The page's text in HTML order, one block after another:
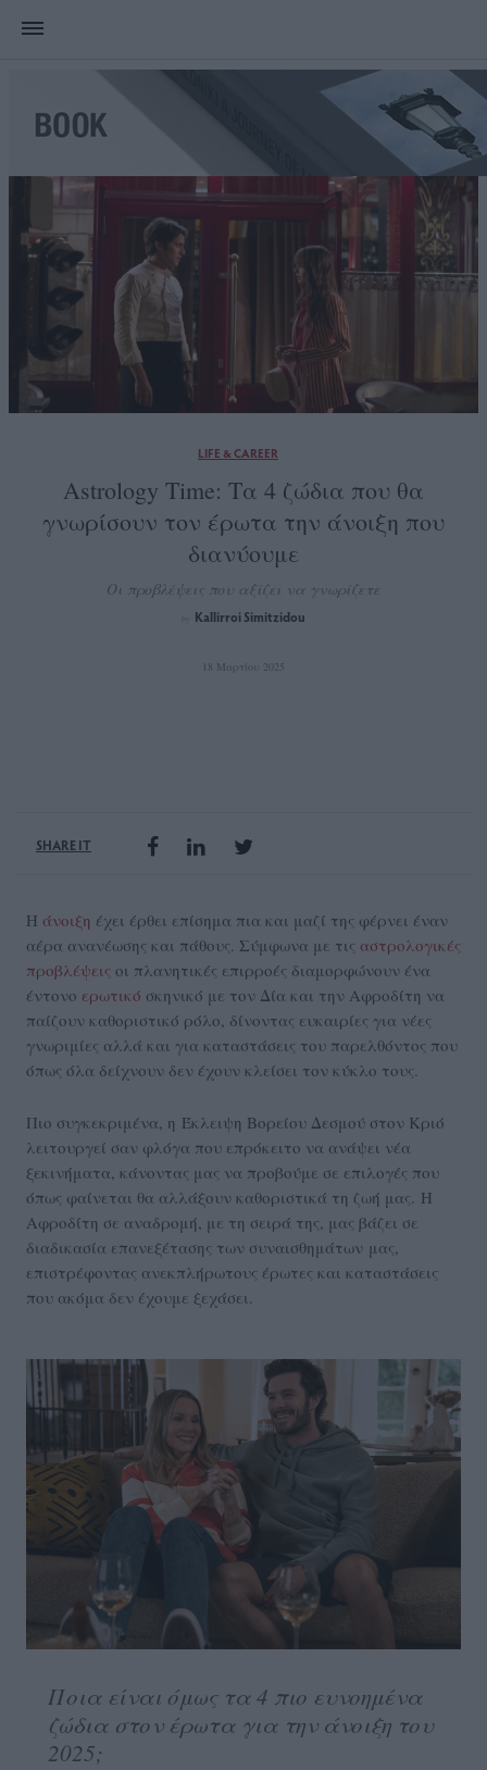
LIFE & CAREER
Astrology Time: Τα 4 ζώδια που θα
γνωρίσουν τον έρωτα την άνοιξη που
διανύουμε
Οι προβλέψεις που αξίζει να γνωρίζετε
Kallirroi Simitzidou
18 Μαρτίου 2025
SHARE IT
Η άνοιξη έχει έρθει επίσημα πια και μαζί της φέρνει έναν
αέρα ανανέωσης και πάθους. Σύμφωνα με τις αστρολογικές
προβλέψεις οι πλανητικές επιρροές διαμορφώνουν ένα
έντονο ερωτικό σκηνικό με τον Δία και την Αφροδίτη να
παίζουν καθοριστικό ρόλο, δίνοντας ευκαιρίες για νέες
γνωριμίες αλλά και για καταστάσεις του παρελθόντος που
όπως όλα δείχνουν δεν έχουν κλείσει τον κύκλο τους.
Πιο συγκεκριμένα, η Έκλειψη Βορείου Δεσμού στον Κριό
λειτουργεί σαν φλόγα που επρόκειτο να ανάψει νέα
ξεκινήματα, κάνοντας μας να προβούμε σε επιλογές που
όπως φαίνεται θα αλλάξουν καθοριστικά τη ζωή μας. Η
Αφροδίτη σε αναδρομή, με τη σειρά της, μας βάζει σε
διαδικασία επανεξέτασης των συναισθημάτων μας,
επιστρέφοντας ανεκπλήρωτους έρωτες και καταστάσεις
που ακόμα δεν έχουμε ξεχάσει.
Ποια είναι όμως τα 4 πιο ευνοημένα
ζώδια στον έρωτα για την άνοιξη του
2025;